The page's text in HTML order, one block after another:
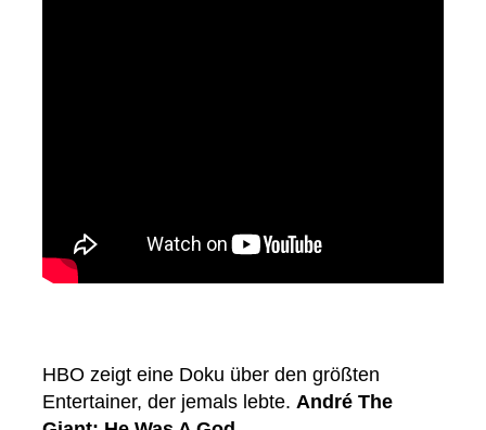
HBO zeigt eine Doku über den größten
Entertainer, der jemals lebte. André The